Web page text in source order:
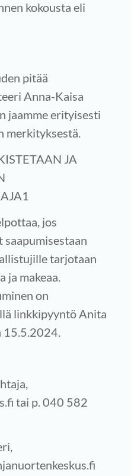
kokousta eli
pitää
Anna-Kaisa
jaamme erityisesti
merkityksestä.
JA
jos
tarjotaan
ja makeaa.
on
linkkipyyntö Anita
15.5.2024.
tai p. 040 582